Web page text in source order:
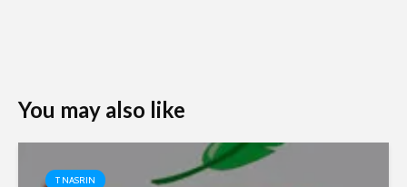
You may also like
T NASRIN